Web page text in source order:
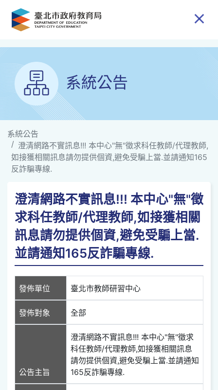
跳到主要內容
系統公告
系統公告
澄清網路不實訊息!!! 本中心"無"徵求科任教師/代理教師,
如接獲相關訊息請勿提供個資,避免受騙上當.並請通知165
反詐騙專線.
澄清網路不實訊息!!! 本中心"無"徵
求科任教師/代理教師,如接獲相關
訊息請勿提供個資,避免受騙上當.
並請通知165反詐騙專線.
發佈單位 臺北市教師研習中心
發佈對象 全部
公告主旨
澄清網路不實訊息!!! 本中心"無"徵求
科任教師/代理教師,如接獲相關訊息
請勿提供個資,避免受騙上當.並請通知
165反詐騙專線.